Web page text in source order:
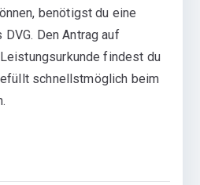
benötigst du eine
Den Antrag auf
findest du
schnellstmöglich beim